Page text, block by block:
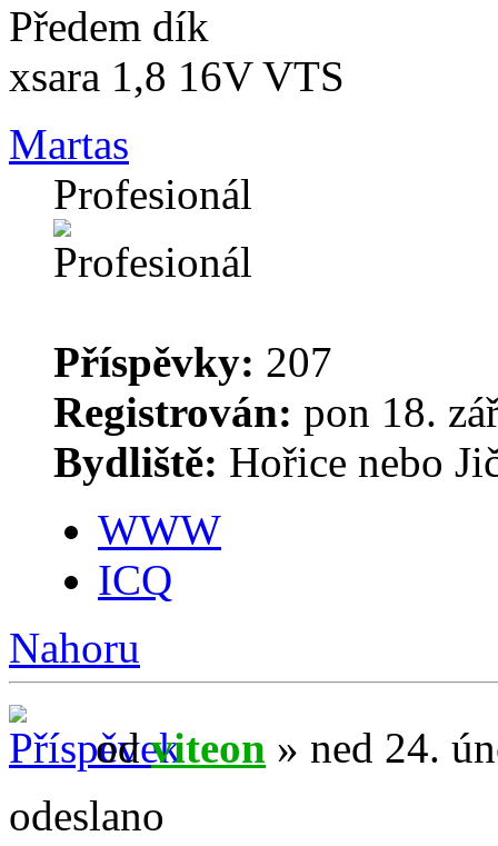
Předem dík
xsara 1,8 16V VTS
Martas
Profesionál
Příspěvky: 207
Registrován: pon 18.
Bydliště: Hořice nebo
WWW
ICQ
Nahoru
odviteon » ned 24.
odeslano